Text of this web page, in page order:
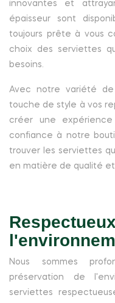
innovantes et
épaisseur sont
toujours prête à vous
choix des serviettes
besoins.
Avec notre variété de
touche de style à vos
créer une
confiance à notre
trouver les serviettes
en matière de qualité
Nous sommes
préservation de
serviettes